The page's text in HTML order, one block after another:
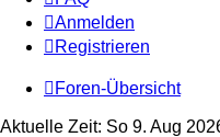
Anmelden
Registrieren
Foren-Übersicht
Aktuelle Zeit: So 9. Aug